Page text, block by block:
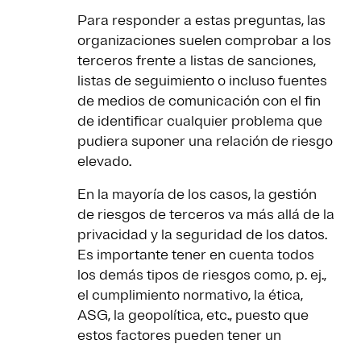
Para responder a estas preguntas, las
organizaciones suelen comprobar a los
terceros frente a listas de sanciones,
listas de seguimiento o incluso fuentes
de medios de comunicación con el fin
de identificar cualquier problema que
pudiera suponer una relación de riesgo
elevado.
En la mayoría de los casos, la gestión
de riesgos de terceros va más allá de la
privacidad y la seguridad de los datos.
Es importante tener en cuenta todos
los demás tipos de riesgos como, p. ej.,
el cumplimiento normativo, la ética,
ASG, la geopolítica, etc., puesto que
estos factores pueden tener un